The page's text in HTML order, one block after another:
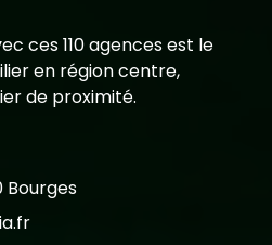
ces 110 agences est le
en région centre,
de proximité.
Bourges